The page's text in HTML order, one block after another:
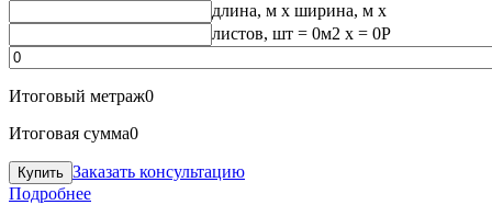
длина, м x ширина, м x
листов, шт = 0м2 x = 0Р
Итоговый метраж0
Итоговая сумма0
Заказать консультацию
Подробнее